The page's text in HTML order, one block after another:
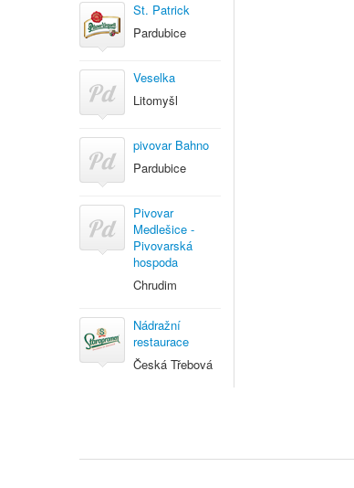
St. Patrick
Pardubice
Veselka
Litomyšl
pivovar Bahno
Pardubice
Pivovar
Medlešice -
Pivovarská
hospoda
Chrudim
Nádražní
restaurace
Česká Třebová